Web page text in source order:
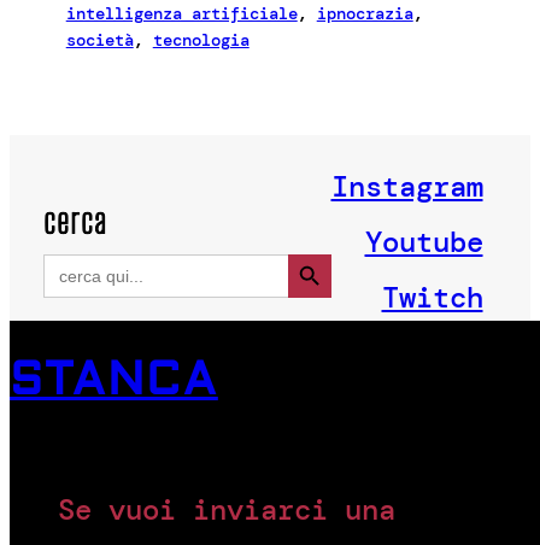
intelligenza artificiale, ipnocrazia
società, tecnologia
cerca
Search
for:
Search Button
Instagram
Youtube
Twitch
STANCA
Se vuoi inviarci una